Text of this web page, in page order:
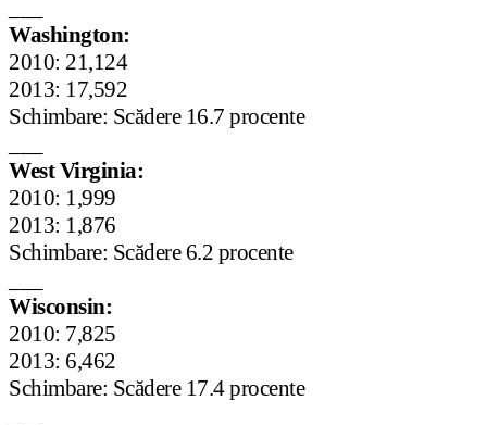
Washington:
2010: 21,124
2013: 17,592
Schimbare: Scădere 16.7 procente
West Virginia:
2010: 1,999
2013: 1,876
Schimbare: Scădere 6.2 procente
Wisconsin:
2010: 7,825
2013: 6,462
Schimbare: Scădere 17.4 procente